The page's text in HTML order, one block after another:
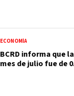
ECONOMÍA
BCRD informa que
mes de julio fue de